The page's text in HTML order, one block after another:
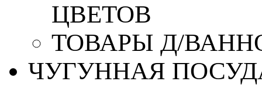
ЦВЕТОВ
ТОВАРЫ Д/
ЧУГУННАЯ